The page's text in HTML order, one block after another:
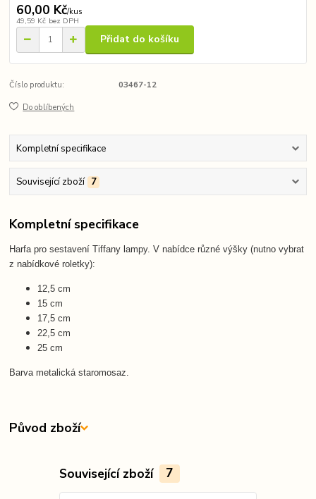
60,00 Kč/kus
49,59 Kč bez DPH
Přidat do košíku
Číslo produktu: 03467-12
Do oblíbených
Kompletní specifikace
Související zboží 7
Kompletní specifikace
Harfa pro sestavení Tiffany lampy. V nabídce různé výšky (nutno vybrat
z nabídkové roletky):
12,5 cm
15 cm
17,5 cm
22,5 cm
25 cm
Barva metalická staromosaz.
Původ zboží
Související zboží 7